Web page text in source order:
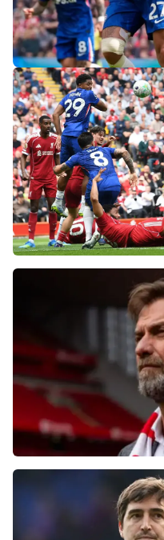
«Слот не тот
«Ливерпуля» и
после ничьей на
Фанаты
неспособностью
Болельщики
после ничьей с